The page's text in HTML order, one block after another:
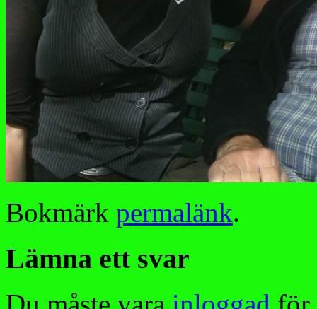
Bokmärk permalänk.
Lämna ett svar